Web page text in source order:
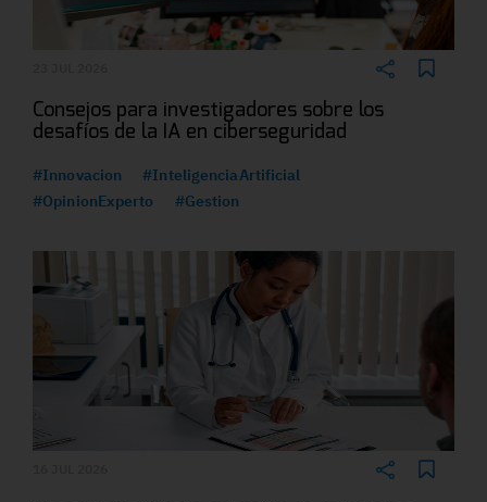
Consejos para investigadores sobre los
desafíos de la IA en ciberseguridad
#Innovacion
#InteligenciaArtificial
#OpinionExperto
#Gestion